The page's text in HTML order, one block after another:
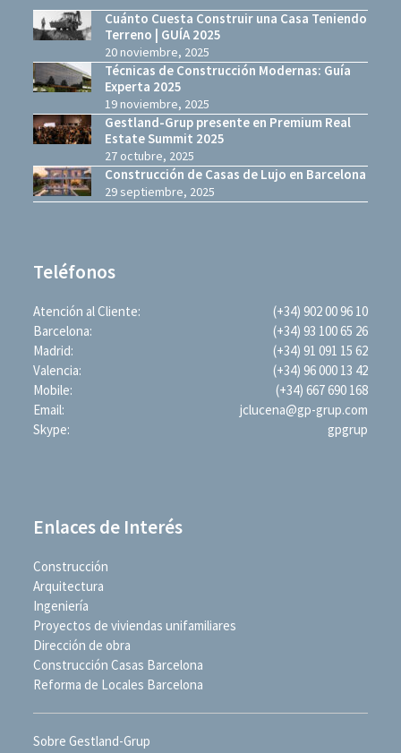
Cuánto Cuesta Construir una Casa Teniendo
Terreno | GUÍA 2025
20 noviembre, 2025
Técnicas de Construcción Modernas: Guía
Experta 2025
19 noviembre, 2025
Gestland-Grup presente en Premium Real
Estate Summit 2025
27 octubre, 2025
Construcción de Casas de Lujo en Barcelona
29 septiembre, 2025
Teléfonos
Atención al Cliente:
(+34) 902 00 96 10
Barcelona:
(+34) 93 100 65 26
Madrid:
(+34) 91 091 15 62
Valencia:
(+34) 96 000 13 42
Mobile:
(+34) 667 690 168
Email:
jclucena@gp-grup.com
Skype:
gpgrup
Enlaces de Interés
Construcción
Arquitectura
Ingeniería
Proyectos de viviendas unifamiliares
Dirección de obra
Construcción Casas Barcelona
Reforma de Locales Barcelona
Sobre Gestland-Grup